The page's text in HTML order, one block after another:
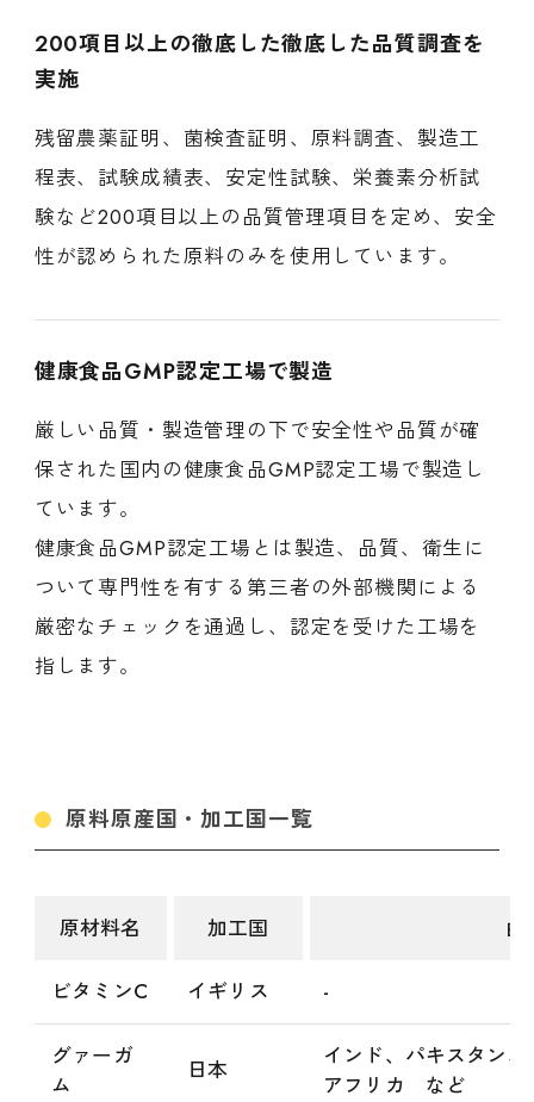
200項目以上の徹底した徹底した品質調査を
実施
残留農薬証明、菌検査証明、原料調査、製造工
程表、試験成績表、安定性試験、栄養素分析試
験など200項目以上の品質管理項目を定め、安全
性が認められた原料のみを使用しています。
健康食品GMP認定工場で製造
厳しい品質・製造管理の下で安全性や品質が確
保された国内の健康食品GMP認定工場で製造し
ています。
健康食品GMP認定工場とは製造、品質、衛生に
ついて専門性を有する第三者の外部機関による
厳密なチェックを通過し、認定を受けた工場を
指します。
原料原産国・加工国一覧
原材料名 加工国 由
ビタミンC イギリス -
グァーガ
ム
日本
インド、パキスタン
アフリカ など